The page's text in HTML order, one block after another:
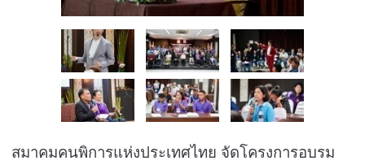
สมาคมคนพิการแห่งประเทศไทย จัดโครงการอบรม